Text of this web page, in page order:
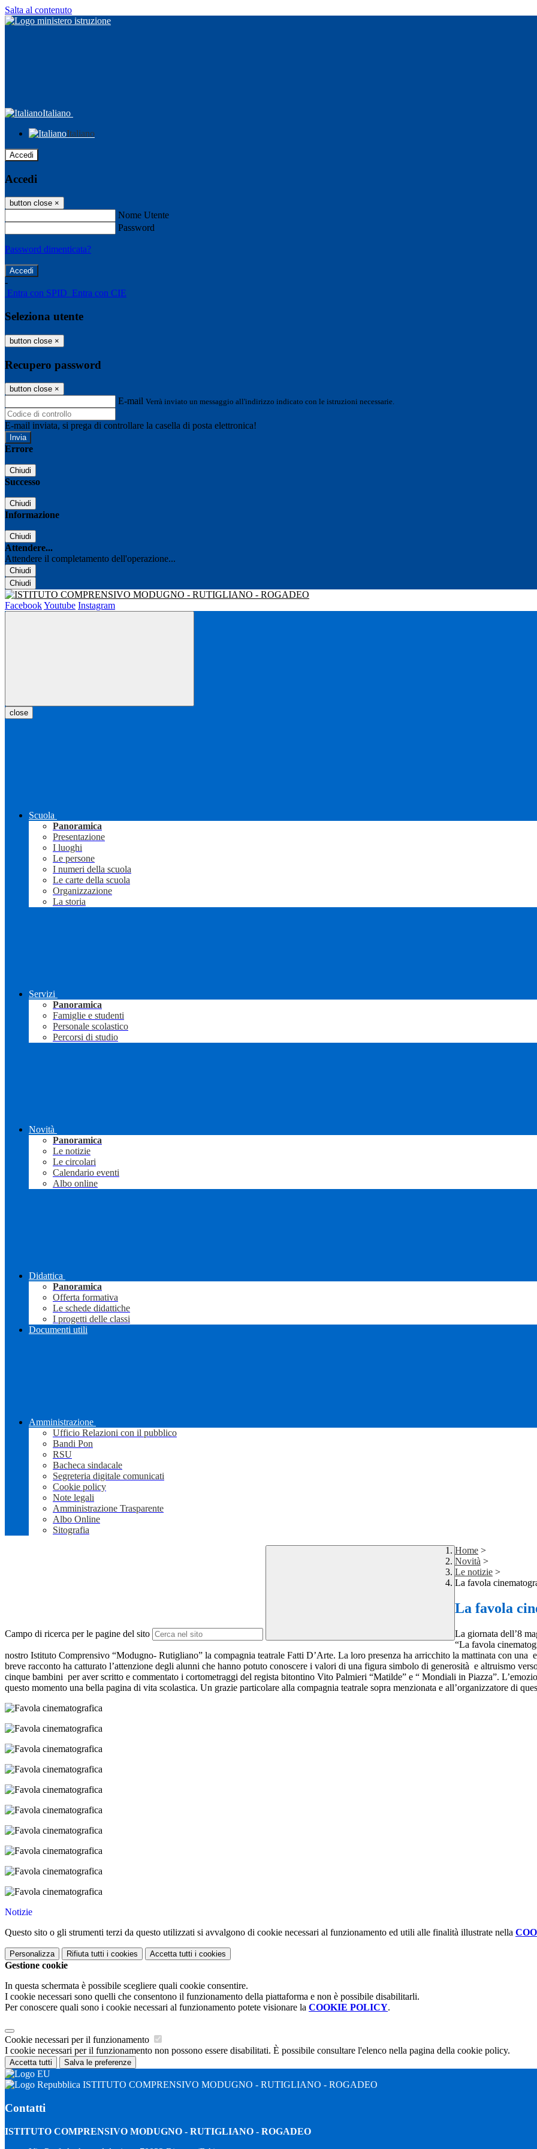
Salta al contenuto
Italiano
Italiano
Accedi
Accedi
button close ×
Nome Utente
Password
Password dimenticata?
-
Entra con SPID Entra con CIE
Seleziona utente
button close ×
Recupero password
button close ×
E-mail Verrà inviato un messaggio all'indirizzo indicato con le istruzioni necessarie.
E-mail inviata, si prega di controllare la casella di posta elettronica!
Errore
Chiudi
Successo
Chiudi
Informazione
Chiudi
Attendere...
Attendere il completamento dell'operazione...
Chiudi
Chiudi
FacebookYoutube Instagram
close
Scuola
Panoramica
Presentazione
I luoghi
Le persone
I numeri della scuola
Le carte della scuola
Organizzazione
La storia
Servizi
Panoramica
Famiglie e studenti
Personale scolastico
Percorsi di studio
Novità
Panoramica
Le notizie
Le circolari
Calendario eventi
Albo online
Didattica
Panoramica
Offerta formativa
Le schede didattiche
I progetti delle classi
Documenti utili
Amministrazione
Ufficio Relazioni con il pubblico
Bandi Pon
RSU
Bacheca sindacale
Segreteria digitale comunicati
Cookie policy
Note legali
Amministrazione Trasparente
Albo Online
Sitografia
Campo di ricerca per le pagine del sito
Home >
Novità >
Le notizie >
La favola
La favola
La giornata dell’8
“La favola
nostro Istituto Comprensivo “Modugno- Rutigliano” la compagnia teatrale Fatti D’Arte. La loro presenza ha arricchito la mattinata con una
breve racconto ha catturato l’attenzione degli alunni che hanno potuto conoscere i valori di una figura simbolo di generosità e altruismo
cinque bambini per aver scritto e commentato i cortometraggi del regista bitontino Vito Palmieri “Matilde” e “ Mondiali in Piazza”.
questo momento una bella pagina di vita scolastica. Un grazie particolare alla compagnia teatrale sopra menzionata e all’organizzatore di
Notizie
Questo sito o gli strumenti terzi da questo utilizzati si avvalgono di cookie necessari al funzionamento ed utili alle finalità illustrate nella
Personalizza Rifiuta tutti i cookies Accetta tutti i cookies
Gestione cookie
In questa schermata è possibile scegliere quali cookie consentire.
I cookie necessari sono quelli che consentono il funzionamento della piattaforma e non è possibile disabilitarli.
Per conoscere quali sono i cookie necessari al funzionamento potete visionare la COOKIE POLICY.
Cookie necessari per il funzionamento
I cookie necessari per il funzionamento non possono essere disabilitati. È possibile consultare l'elenco nella pagina della cookie policy.
Accetta tutti Salva le preferenze
ISTITUTO COMPRENSIVO MODUGNO - RUTIGLIANO - ROGADEO
Contatti
ISTITUTO COMPRENSIVO MODUGNO - RUTIGLIANO - ROGADEO